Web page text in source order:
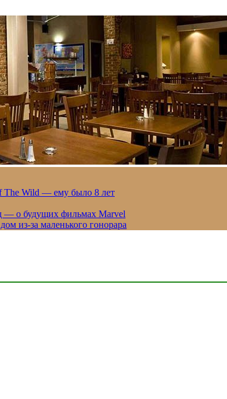
The Wild — ему было 8 лет
— о будущих фильмах Marvel
из-за маленького гонорара